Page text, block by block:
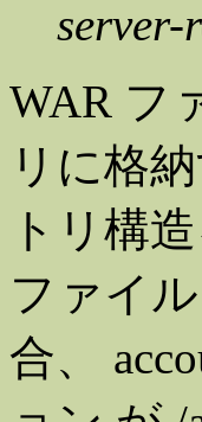
server-
WAR フ
リに格
トリ構
ファイ
合、